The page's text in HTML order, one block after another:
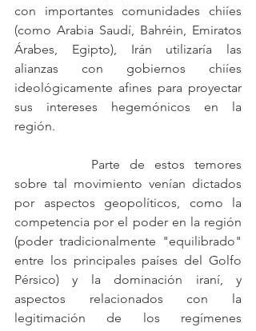
con importantes comunidades chiíes
(como Arabia Saudí, Bahréin, Emiratos
Árabes, Egipto), Irán utilizaría las
alianzas con gobiernos chiíes
ideológicamente afines para proyectar
sus intereses hegemónicos en la
región.
sobre tal movimiento venían dictados
por aspectos geopolíticos, como la
competencia por el poder en la región
(poder tradicionalmente "equilibrado"
entre los principales países del Golfo
Pérsico) y la dominación iraní, y
aspectos relacionados con la
legitimación de los regímenes